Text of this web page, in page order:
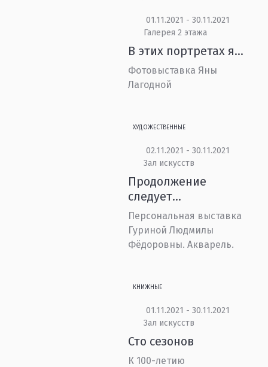
01.11.2021 - 30.11.2021
Галерея 2 этажа
В этих портретах я…
Фотовыставка Яны
Лагодной
ХУДОЖЕСТВЕННЫЕ
02.11.2021 - 30.11.2021
Зал искусств
Продолжение
следует…
Персональная выставка
Гуриной Людмилы
Фёдоровны. Акварель.
КНИЖНЫЕ
01.11.2021 - 30.11.2021
Зал искусств
Сто сезонов
К 100-летию